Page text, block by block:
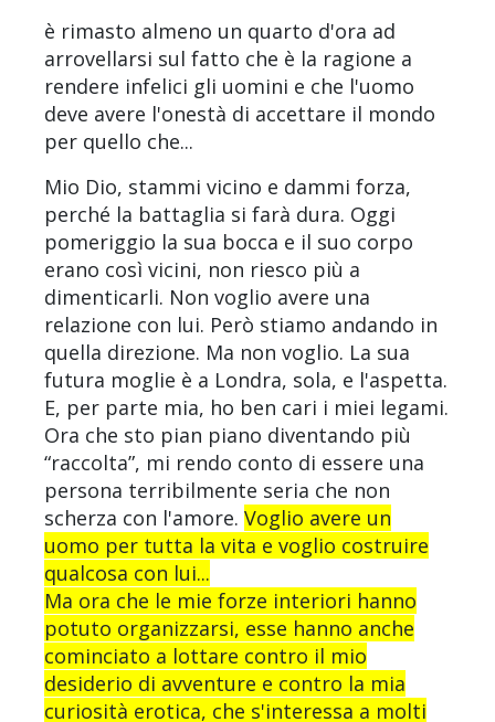
è rimasto almeno un quarto d'ora ad
arrovellarsi sul fatto che è la ragione a
rendere infelici gli uomini e che l'uomo
deve avere l'onestà di accettare il mondo
per quello che...
Mio Dio, stammi vicino e dammi forza,
perché la battaglia si farà dura. Oggi
pomeriggio la sua bocca e il suo corpo
erano così vicini, non riesco più a
dimenticarli. Non voglio avere una
relazione con lui. Però stiamo andando in
quella direzione. Ma non voglio. La sua
futura moglie è a Londra, sola, e l'aspetta.
E, per parte mia, ho ben cari i miei legami.
Ora che sto pian piano diventando più
“raccolta”, mi rendo conto di essere una
persona terribilmente seria che non
scherza con l'amore. Voglio avere un
uomo per tutta la vita e voglio costruire
qualcosa con lui...
Ma ora che le mie forze interiori hanno
potuto organizzarsi, esse hanno anche
cominciato a lottare contro il mio
desiderio di avventure e contro la mia
curiosità erotica, che s'interessa a molti